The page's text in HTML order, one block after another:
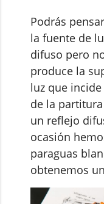
Podrás
la fuente de
difuso pero
produce la
luz que
de la
un reflejo
ocasión
paraguas
obtenemos